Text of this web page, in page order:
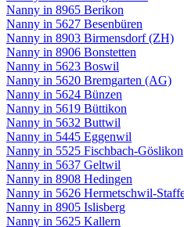
Nanny in 8965 Berikon
Nanny in 5627 Besenbüren
Nanny in 8903 Birmensdorf (ZH)
Nanny in 8906 Bonstetten
Nanny in 5623 Boswil
Nanny in 5620 Bremgarten (AG)
Nanny in 5624 Bünzen
Nanny in 5619 Büttikon
Nanny in 5632 Buttwil
Nanny in 5445 Eggenwil
Nanny in 5525 Fischbach-Göslikon
Nanny in 5637 Geltwil
Nanny in 8908 Hedingen
Nanny in 5626 Hermetschwil-
Nanny in 8905 Islisberg
Nanny in 5625 Kallern